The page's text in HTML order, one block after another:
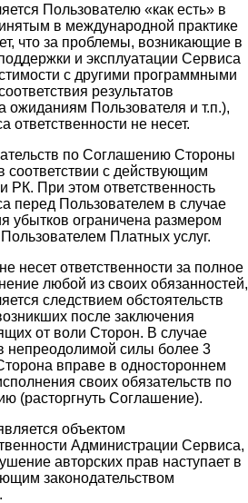
Пользователю «как есть» в
в международной практике
что за проблемы, возникающие в
и эксплуатации Сервиса
с другими программными
результатов
ожиданиям Пользователя и т.п.),
не несет.
по Соглашению Стороны
соответствии с действующим
РК. При этом ответственность
перед Пользователем в случае
убытков ограничена размером
Платных услуг.
несет ответственности за полное
любой из своих обязанностей,
следствием обстоятельств
после заключения
от воли Сторон. В случае
непреодолимой силы более 3
вправе в одностороннем
своих обязательств по
(расторгнуть Соглашение).
объектом
Администрации Сервиса,
авторских прав наступает в
законодательством